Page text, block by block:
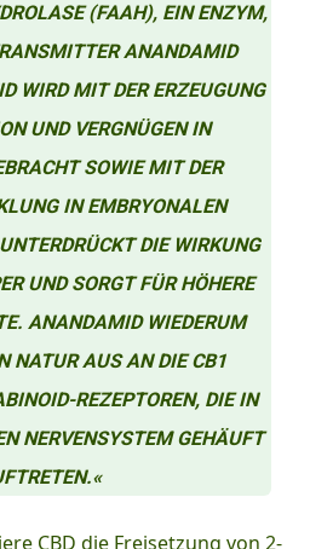
(FAAH), EIN ENZYM,
ANANDAMID
WIRD MIT DER ERZEUGUNG
UND VERGNÜGEN IN
SOWIE MIT DER
IN EMBRYONALEN
DIE WIRKUNG
UND SORGT FÜR HÖHERE
ANANDAMID WIEDERUM
NATUR AUS AN DIE CB1
REZEPTOREN, DIE IN
NERVENSYSTEM GEHÄUFT
CBD die Freisetzung von 2-